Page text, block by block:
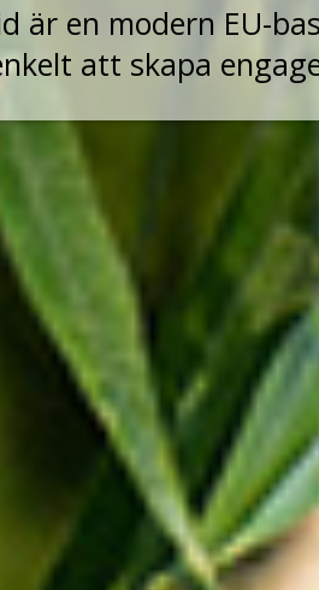
är en modern EU-
att skapa